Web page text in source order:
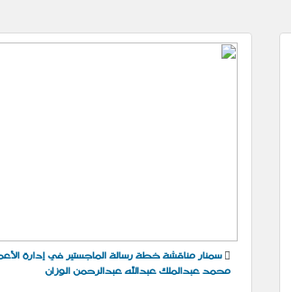
سمنار مناقشة خطة رسالة الماجستير في إدارة
محمد عبدالملك عبدالله عبدالرحمن الوزان